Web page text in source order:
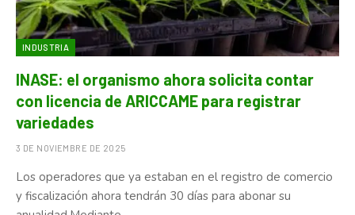
INDUSTRIA
INASE: el organismo ahora solicita contar
con licencia de ARICCAME para registrar
variedades
3 DE NOVIEMBRE DE 2025
Los operadores que ya estaban en el registro de comercio
y fiscalización ahora tendrán 30 días para abonar su